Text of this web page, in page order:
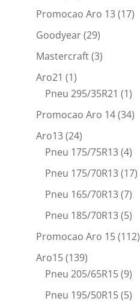
Promocao Aro 13(17)
Goodyear(29)
Mastercraft(3)
Aro21 (1)
Pneu 295/35R21 (1)
Promocao Aro 14(34)
Aro13(24)
Pneu 175/75R13(4)
Pneu 175/70R13(17)
Pneu 165/70R13(7)
Pneu 185/70R13(5)
Promocao Aro 15(112)
Aro15(139)
Pneu 205/65R15(9)
Pneu 195/50R15(5)